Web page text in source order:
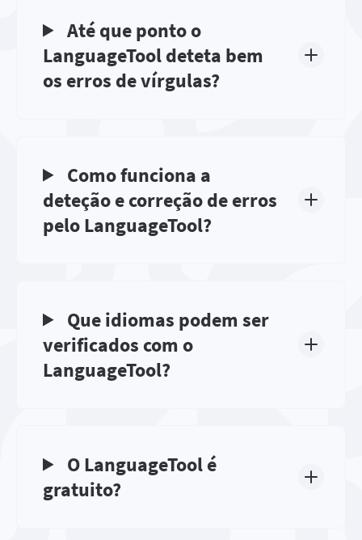
Até que ponto o
LanguageTool deteta bem
os erros de vírgulas?
Como funciona a
deteção e correção de erros
pelo LanguageTool?
Que idiomas podem ser
verificados com o
LanguageTool?
O LanguageTool é
gratuito?